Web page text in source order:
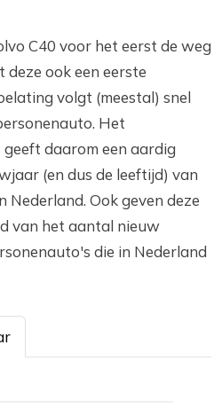
C40 voor het eerst de weg
deze ook een eerste
volgt (meestal) snel
Het
daarom een aardig
(en dus de leeftijd) van
Ook geven deze
van het aantal nieuw
die in Nederland